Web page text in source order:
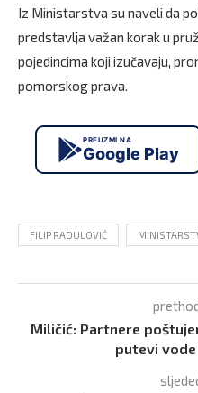
Iz Ministarstva su naveli da
predstavlja važan korak u
pojedincima koji izučavaju,
pomorskog prava.
PREUZMI NA
Google Play
FILIP RADULOVIĆ
Miličić: Partnere
putevi